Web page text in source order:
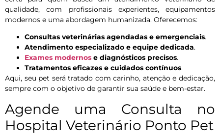
qualidade, com profissionais experientes, equipamentos
modernos e uma abordagem humanizada. Oferecemos:
Consultas veterinárias agendadas e emergenciais.
Atendimento especializado e equipe dedicada.
Exames modernos e diagnósticos precisos.
Tratamentos eficazes e cuidados contínuos.
Aqui, seu pet será tratado com carinho, atenção e dedicação,
sempre com o objetivo de garantir sua saúde e bem-estar.
Agende uma Consulta no
Hospital Veterinário Ponto Pet